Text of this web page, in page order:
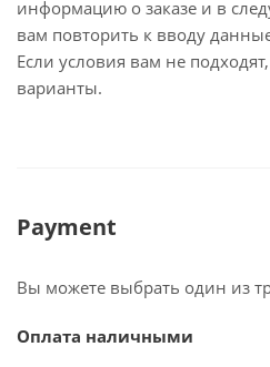
информацию о заказе и в
вам повторить к вводу
Если условия вам не
варианты.
Payment
Вы можете выбрать один из
Оплата наличными